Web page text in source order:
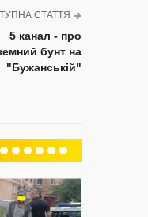
СТАТТЯ
5 канал - про
бунт на
"Бужанській"